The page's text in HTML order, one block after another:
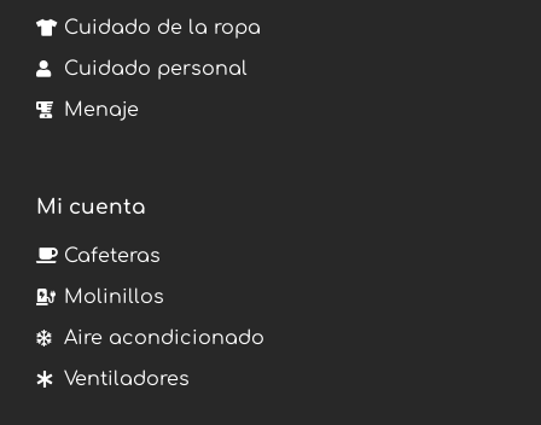
Cuidado de la ropa
Cuidado personal
Menaje
Mi cuenta
Cafeteras
Molinillos
Aire acondicionado
Ventiladores